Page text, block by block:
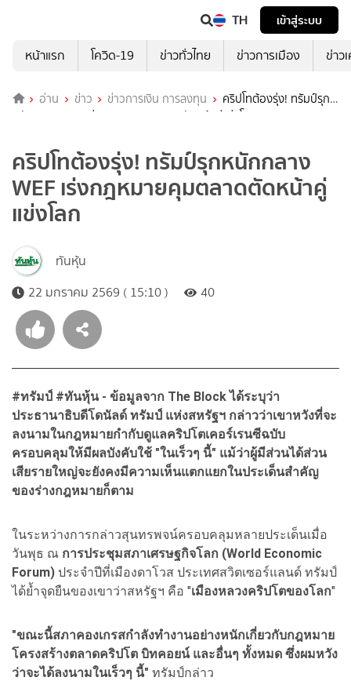
TH
เข้าสู่ระบบ
หน้าแรก
โควิด-19 ข่าวทั่วไทย ข่าวการเมือง ข่าว
อ่าน ข่าว ข่าวการเงิน การลงทุน
คริปโทต้องรุ่ง! ทรัมป์รุก
หนักกลาง WEF เร่งกฎหมายคุมตลาดตัดหน้าคู่แข่งโลก
คริปโทต้องรุ่ง! ทรัมป์รุกหนักกลาง
WEF เร่งกฎหมายคุมตลาดตัดหน้าคู่
แข่งโลก
ทันหุ้น
22 มกราคม 2569 ( 15:10 )
40
#ทรัมป์ #ทันหุ้น - ข้อมูลจาก The Blockได้ระบุว่า
ประธานาธิบดีโดนัลด์ ทรัมป์ แห่งสหรัฐฯ กล่าวว่าเขาหวังที่จะ
ลงนามในกฎหมายกำกับดูแลคริปโตเคอร์เรนซีฉบับ
ครอบคลุมให้มีผลบังคับใช้ "ในเร็วๆ นี้" แม้ว่าผู้มีส่วนได้ส่วน
เสียรายใหญ่จะยังคงมีความเห็นแตกแยกในประเด็นสำคัญ
ของร่างกฎหมายก็ตาม
ในระหว่างการกล่าวสุนทรพจน์ครอบคลุมหลายประเด็นเมื่อ
วันพุธ ณ การประชุมสภาเศรษฐกิจโลก (World Economic
Forum) ประจำปีที่เมืองดาโวส ประเทศสวิตเซอร์แลนด์ ทรัมป์
ได้ย้ำจุดยืนของเขาว่าสหรัฐฯ คือ "เมืองหลวงคริปโตของโลก"
"ขณะนี้สภาคองเกรสกำลังทำงานอย่างหนักเกี่ยวกับกฎหมาย
โครงสร้างตลาดคริปโต บิทคอยน์ และอื่นๆ ทั้งหมด ซึ่งผมหวัง
ว่าจะได้ลงนามในเร็วๆ นี้" ทรัมป์กล่าว